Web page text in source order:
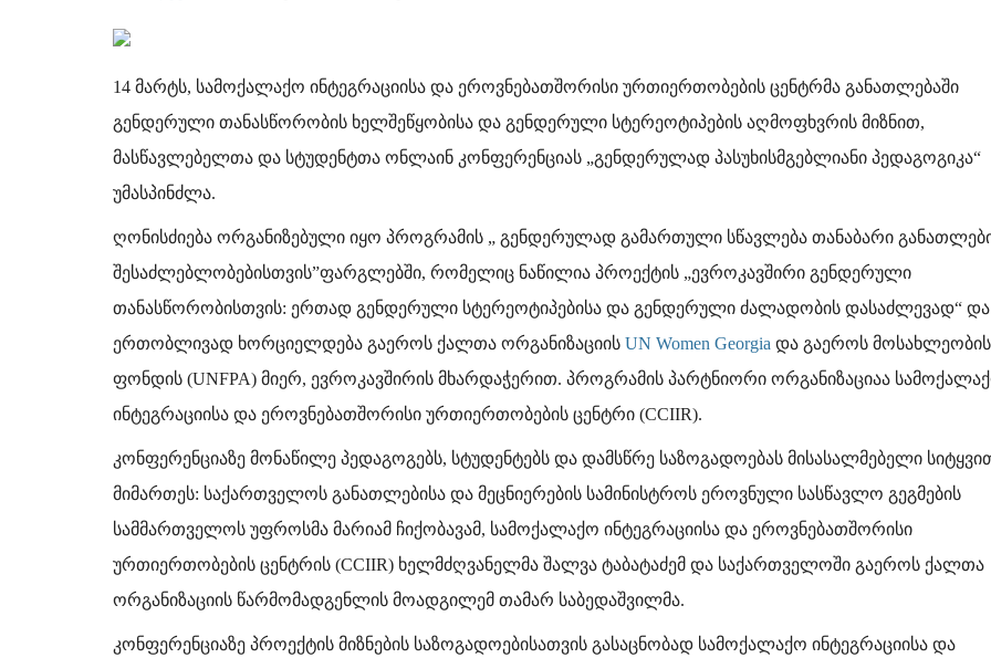
14 მარტს, სამოქალაქო ინტეგრაციისა და ეროვნებათშორისი ურთიერთობების ცენტრმა განათლებაში
გენდერული თანასწორობის ხელშეწყობისა და გენდერული სტერეოტიპების აღმოფხვრის მიზნით,
მასწავლებელთა და სტუდენტთა ონლაინ კონფერენციას „გენდერულად პასუხისმგებლიანი პედაგოგიკა“
უმასპინძლა.
ღონისძიება ორგანიზებული იყო პროგრამის „ გენდერულად გამართული სწავლება თანაბარი
შესაძლებლობებისთვის”ფარგლებში, რომელიც ნაწილია პროექტის „ევროკავშირი გენდერული
თანასწორობისთვის: ერთად გენდერული სტერეოტიპებისა და გენდერული ძალადობის დასაძლევად“ და
ერთობლივად ხორციელდება გაეროს ქალთა ორგანიზაციის UN Women Georgia და გაეროს მოსახლეობის
ფონდის (UNFPA) მიერ, ევროკავშირის მხარდაჭერით. პროგრამის პარტნიორი ორგანიზაციაა
ინტეგრაციისა და ეროვნებათშორისი ურთიერთობების ცენტრი (CCIIR).
კონფერენციაზე მონაწილე პედაგოგებს, სტუდენტებს და დამსწრე საზოგადოებას მისასალმებელი
მიმართეს: საქართველოს განათლებისა და მეცნიერების სამინისტროს ეროვნული სასწავლო გეგმების
სამმართველოს უფროსმა მარიამ ჩიქობავამ, სამოქალაქო ინტეგრაციისა და ეროვნებათშორისი
ურთიერთობების ცენტრის (CCIIR) ხელმძღვანელმა შალვა ტაბატაძემ და საქართველოში გაეროს ქალთა
ორგანიზაციის წარმომადგენლის მოადგილემ თამარ საბედაშვილმა.
კონფერენციაზე პროექტის მიზნების საზოგადოებისათვის გასაცნობად სამოქალაქო ინტეგრაციისა და